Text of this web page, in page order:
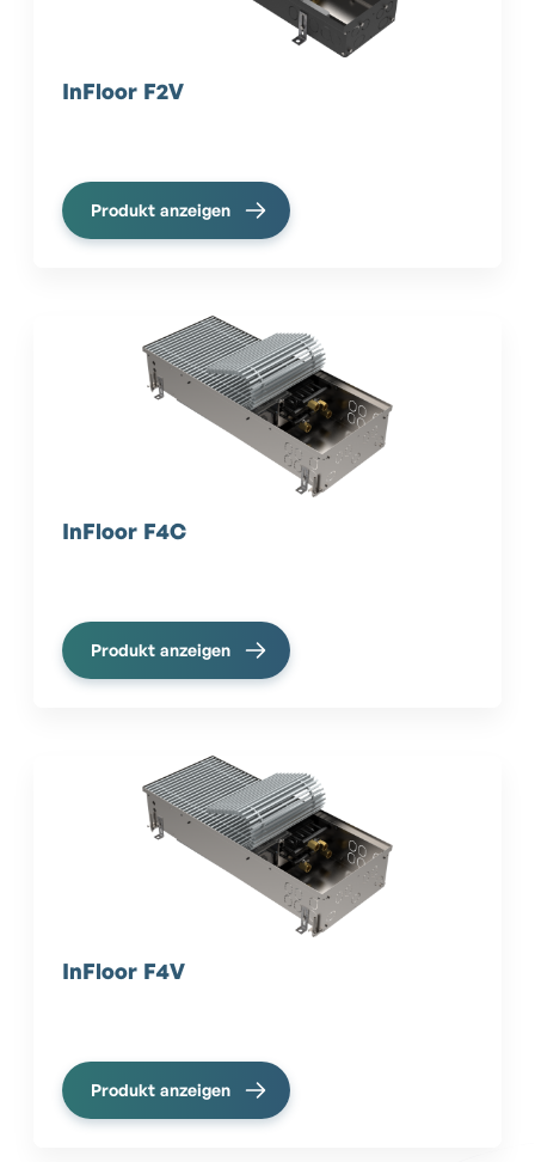
InFloor F2V
Produkt anzeigen
InFloor F4C
Produkt anzeigen
InFloor F4V
Produkt anzeigen